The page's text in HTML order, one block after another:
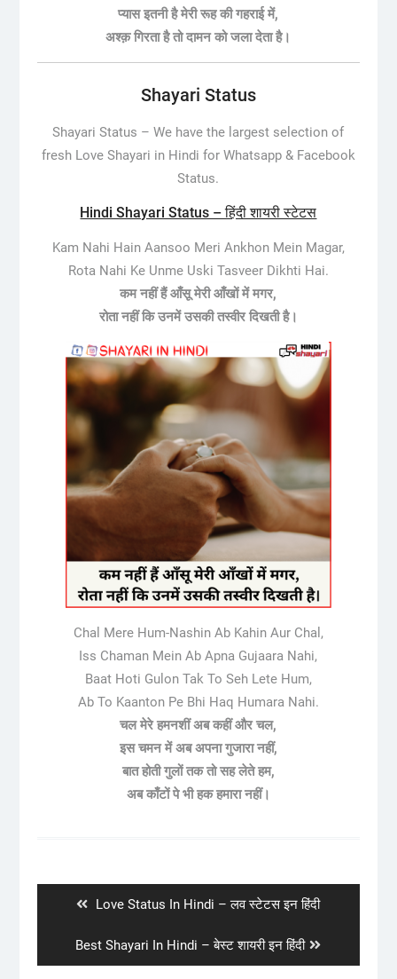
प्यास इतनी है मेरी रूह की गहराई में,
अश्क़ गिरता है तो दामन को जला देता है।
Shayari Status
Shayari Status –We have the largest selection of
fresh Love Shayari in Hindi for Whatsapp & Facebook
Status.
Hindi Shayari Status – हिंदी शायरी स्टेटस
Kam Nahi Hain Aansoo Meri Ankhon Mein Magar,
Rota Nahi Ke Unme Uski Tasveer Dikhti Hai.
कम नहीं हैं आँसू मेरी आँखों में मगर,
रोता नहीं कि उनमें उसकी तस्वीर दिखती है।
Chal Mere Hum-Nashin Ab Kahin Aur Chal,
Iss Chaman Mein Ab Apna Gujaara Nahi,
Baat Hoti Gulon Tak To Seh Lete Hum,
Ab To Kaanton Pe Bhi Haq Humara Nahi.
चल मेरे हमनशीं अब कहीं और चल,
इस चमन में अब अपना गुजारा नहीं,
बात होती गुलों तक तो सह लेते हम,
अब काँटों पे भी हक हमारा नहीं।
Previous
Love Status In Hindi – लव स्टेटस इन हिंदी
Next
post:
Best Shayari In Hindi – बेस्ट शायरी इन हिंदी